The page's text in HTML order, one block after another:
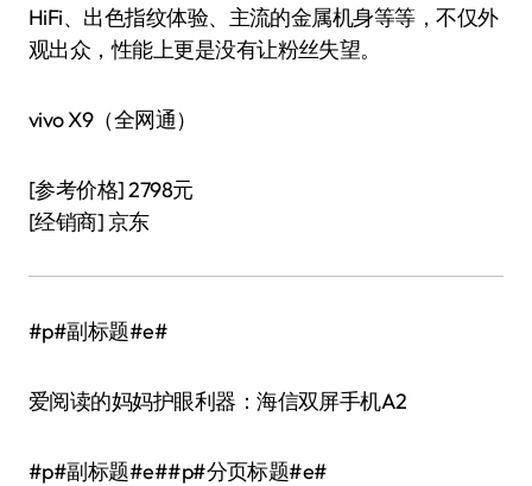
HiFi、出色指纹体验、主流的金属机身等等，不仅外
观出众，性能上更是没有让粉丝失望。
vivo X9（全网通）
[参考价格] 2798元
[经销商] 京东
#p#副标题#e#
爱阅读的妈妈护眼利器：海信双屏手机A2
#p#副标题#e##p#分页标题#e#